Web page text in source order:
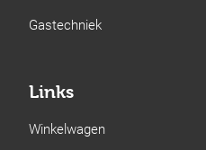
Gastechniek
Links
Winkelwagen